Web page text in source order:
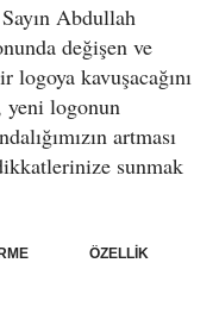
Abdullah
değişen ve
logoya kavuşacağını
yeni logonun
artması
sunmak
ÖZELLİK